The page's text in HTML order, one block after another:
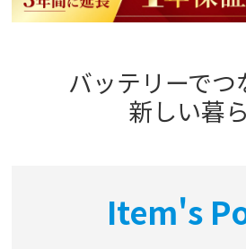
バッテリーでつ
新しい暮
Item's